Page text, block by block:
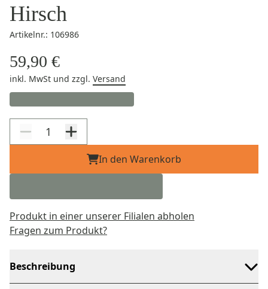
Hirsch
Artikelnr.: 106986
59,90 €
inkl. MwSt und zzgl. Versand
In den Warenkorb
Produkt in einer unserer Filialen abholen
Fragen zum Produkt?
Beschreibung